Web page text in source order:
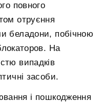
повного
отруєння
беладони, побічною
На
випадків
засоби.
і пошкодження